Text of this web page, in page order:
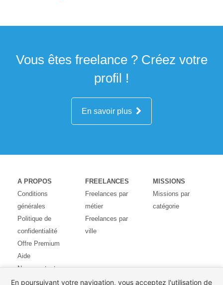
Vous êtes freelance ? Créez votre
profil !
En savoir plus
A PROPOS
Conditions
générales
Politique de
confidentialité
Offre Premium
Aide
Nous contacter
Avis des
FREELANCES
Freelances par
métier
Freelances par
ville
MISSIONS
Missions par
catégorie
En poursuivant votre navigation, vous acceptez l'utilisation de